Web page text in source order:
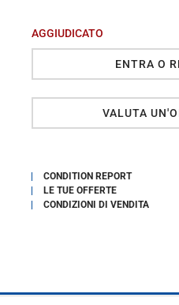
AGGIUDICATO
ENTRA O
VALUTA
CONDITION REPORT
LE TUE OFFERTE
CONDIZIONI DI VENDITA